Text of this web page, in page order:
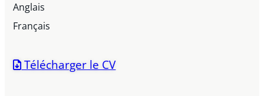
Anglais
Français
Télécharger le CV